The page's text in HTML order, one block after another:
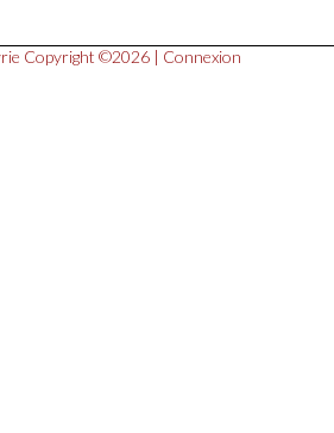
Copyright ©2026 | Connexion